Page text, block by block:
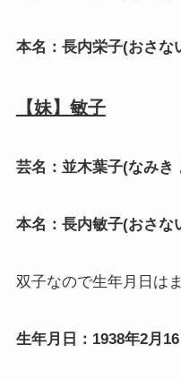
本名：長内栄子(おさな
【妹】敏子
芸名：並木葉子(なみき
本名：長内敏子(おさな
双子なので生年月日は
生年月日：1938年2月16